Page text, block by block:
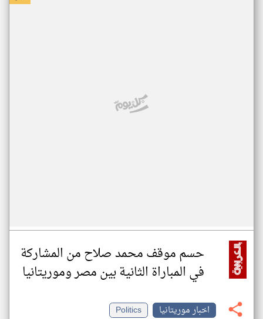
حسم موقف محمد صلاح من المشاركة
في المباراة الثانية بين مصر وموريتانيا
اخبار موريتانيا
Politics